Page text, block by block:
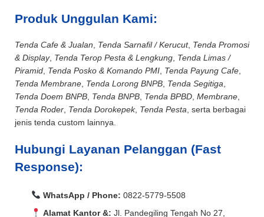
Produk Unggulan Kami:
Tenda Cafe & Jualan Tenda Sarnafil / Kerucut, Tenda Promosi
& Display, Tenda Terop Pesta & Lengkung Tenda Limas /
Piramid Tenda Posko & Komando PMI Tenda Payung Cafe
Tenda Membrane Tenda Lorong BNPB Tenda Segitiga
Tenda Doem BNPB Tenda BNPB Tenda BPBD Membrane
Tenda Roder Tenda Dorokepek, Tenda Pesta , serta berbagai
jenis tenda custom lainnya.
Hubungi Layanan Pelanggan (Fast
Response):
WhatsApp / Phone: 0822-5779-5508
Alamat Kantor &: Jl. Pandegiling Tengah No 27,